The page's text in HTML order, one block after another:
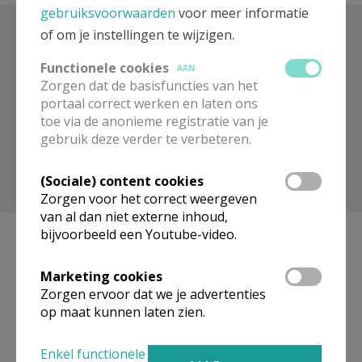
Zoek op trefwoord
Toon meer filters
Geen artikels gevonden.
Pagina's
gebruiksvoorwaarden voor meer informatie
of om je instellingen te wijzigen.
Functionele cookies
AAN
Zorgen dat de basisfuncties van het
portaal correct werken en laten ons
toe via de anonieme registratie van je
gebruik deze verder te verbeteren.
(Sociale) content cookies
Zorgen voor het correct weergeven
van al dan niet externe inhoud,
bijvoorbeeld een Youtube-video.
Marketing cookies
Zorgen ervoor dat we je advertenties
op maat kunnen laten zien.
Enkel functionele